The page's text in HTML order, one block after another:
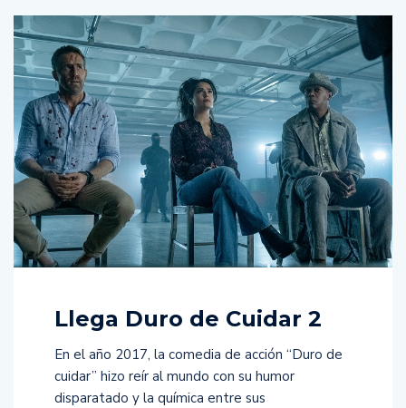
Llega Duro de Cuidar 2
En el año 2017, la comedia de acción “Duro de
cuidar” hizo reír al mundo con su humor
disparatado y la química entre sus